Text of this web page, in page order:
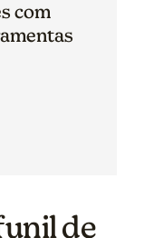
com
de